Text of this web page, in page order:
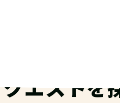
ーバー制度が
クエストを